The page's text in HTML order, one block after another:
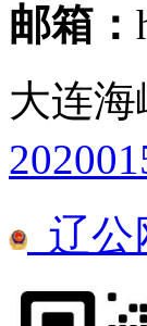
邮箱：
大连
辽公